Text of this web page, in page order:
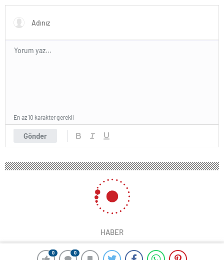
0 0
Gönder
En az 10 karakter gerekli
HABER